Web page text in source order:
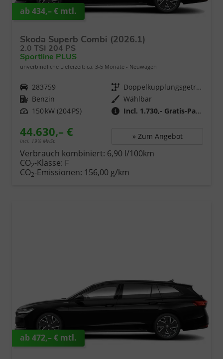
ab 434,– € mtl.
Skoda Superb Combi (2026.1)
2.0 TSI 204 PS
Sportline PLUS
unverbindliche Lieferzeit: ca. 3-5 Monate Neuwagen
Fahrzeugnr. 283759 Getriebe
Doppelkupplungsgetriebe (DSG)
Kraftstoff Benzin
Wählbar
Leistung 150 kW (204 PS) Incl. 1.730,- Gratis-Paket
44.630,– €
incl. 19% MwSt. » Zum Angebot
Verbrauch kombiniert: 6,90 l/100km
CO2-Klasse: F
CO2-Emissionen: 156,00 g/km
ab 472,– € mtl.